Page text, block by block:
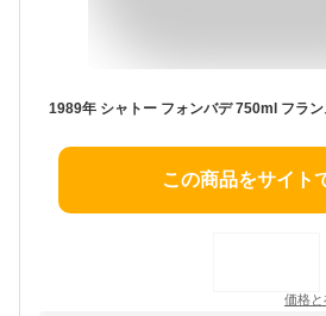
1989年 シャトー フォンバデ 750ml フラ
この商品をサイト
価格と